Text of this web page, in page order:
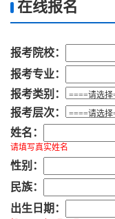
在线报名
报考院校：
报考专业：
报考类别：
报考层次：
姓名：
请填写真实姓名
性别：
民族：
出生日期：